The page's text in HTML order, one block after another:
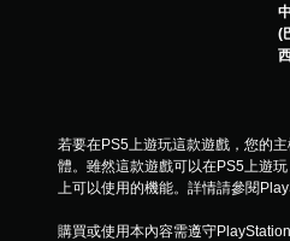
(
若要在PS5上遊玩這款遊戲，您的
體。雖然這款遊戲可以在PS5上遊
上可以使用的機能。詳情請參閱
購買或使用本內容需遵守PlayStation